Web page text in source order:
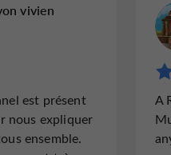
vivien
est présent
nous expliquer
ensemble.
A